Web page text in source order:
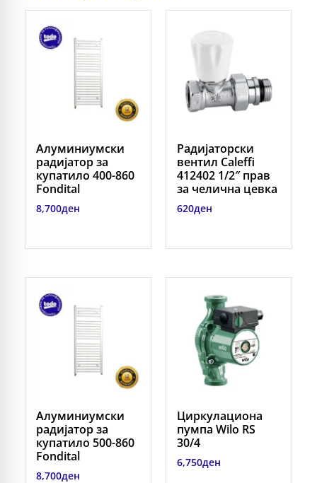
Алуминиумски
радијатор за
купатило 400-860
Fondital
8,700ден
Радијаторски
вентил Caleffi
412402 1/2″ прав
за челична цевка
620ден
Алуминиумски
радијатор за
купатило 500-860
Fondital
8,700ден
Циркулациона
пумпа Wilo RS
30/4
6,750ден